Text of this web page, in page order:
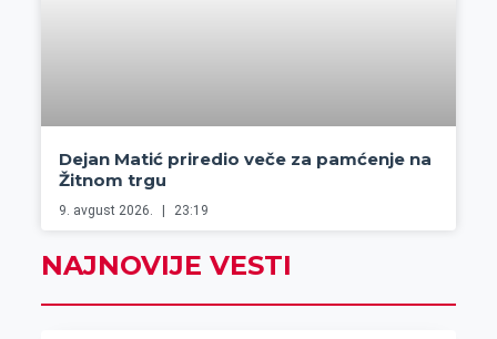
Dejan Matić priredio veče za pamćenje na
Žitnom trgu
9. avgust 2026. 23:19
NAJNOVIJE VESTI